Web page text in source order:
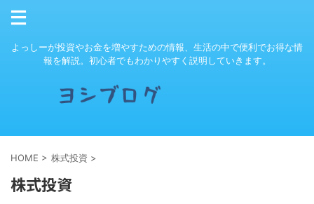
よっしーが投資やお金を増やすための情報、生活の中で便利でお得な情
報を解説。初心者でもわかりやすく説明していきます。
HOME > 株式投資 >
株式投資